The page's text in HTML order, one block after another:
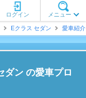
メニュー
ログイン
Eクラス セダン 愛車紹介
ダン の愛車プロ